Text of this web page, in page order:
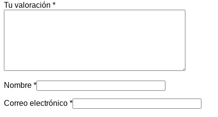
Tu valoración *
Nombre *
Correo electrónico *